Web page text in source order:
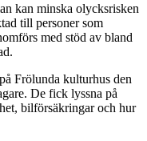
kan minska olycksrisken
till personer som
med stöd av bland
Frölunda kulturhus den
De fick lyssna på
bilförsäkringar och hur